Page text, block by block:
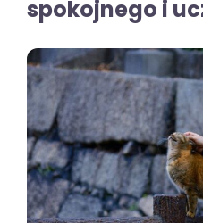
spokojnego i